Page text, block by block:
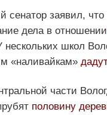
сенатор заявил,
дела в отношении
нескольких школ
«наливайкам»
части
половину